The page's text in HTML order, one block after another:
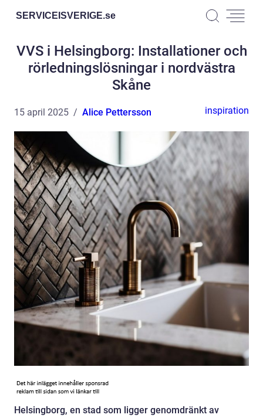
SERVICEISVERIGE.se
VVS i Helsingborg: Installationer och
rörledningslösningar i nordvästra
Skåne
15 april 2025 Alice Pettersson inspiration
Helsingborg, en stad som ligger genomdränkt av